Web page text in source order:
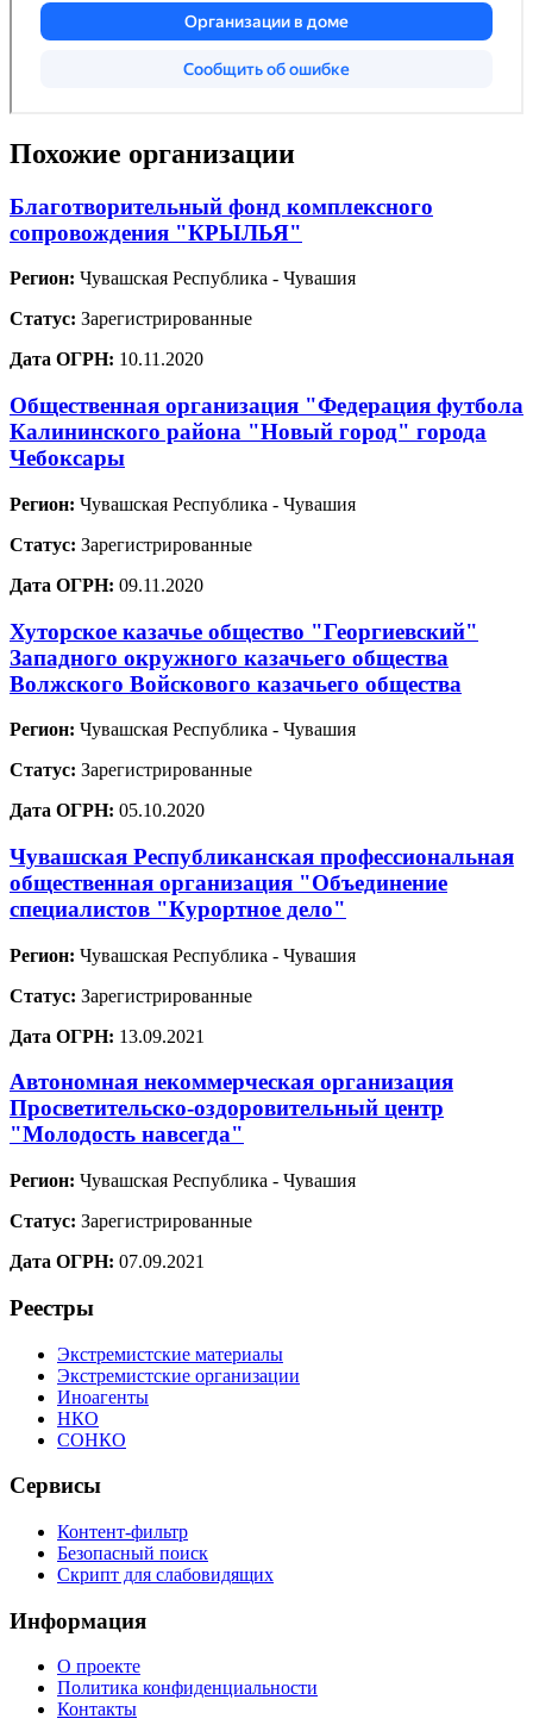
Похожие организации
Благотворительный фонд комплексного
сопровождения "КРЫЛЬЯ"
Регион: Чувашская Республика - Чувашия
Статус: Зарегистрированные
Дата ОГРН: 10.11.2020
Общественная организация "Федерация футбола
Калининского района "Новый город" города
Чебоксары
Регион: Чувашская Республика - Чувашия
Статус: Зарегистрированные
Дата ОГРН: 09.11.2020
Хуторское казачье общество "Георгиевский"
Западного окружного казачьего общества
Волжского Войскового казачьего общества
Регион: Чувашская Республика - Чувашия
Статус: Зарегистрированные
Дата ОГРН: 05.10.2020
Чувашская Республиканская профессиональная
общественная организация "Объединение
специалистов "Курортное дело"
Регион: Чувашская Республика - Чувашия
Статус: Зарегистрированные
Дата ОГРН: 13.09.2021
Автономная некоммерческая организация
Просветительско-оздоровительный центр
"Молодость навсегда"
Регион: Чувашская Республика - Чувашия
Статус: Зарегистрированные
Дата ОГРН: 07.09.2021
Реестры
Экстремистские материалы
Экстремистские организации
Иноагенты
НКО
СОНКО
Сервисы
Контент-фильтр
Безопасный поиск
Скрипт для слабовидящих
Информация
О проекте
Политика конфиденциальности
Контакты